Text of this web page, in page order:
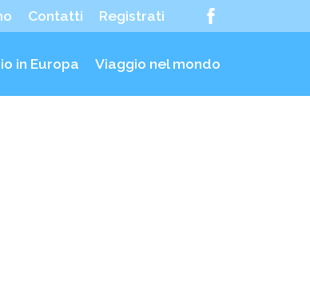
Contatti Registrati
in Europa Viaggio nel mondo